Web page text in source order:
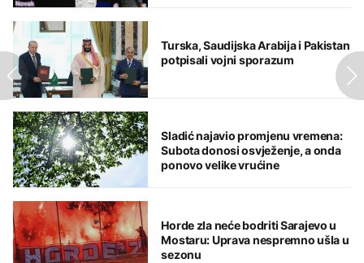
Turska, Saudijska Arabija i Pakistan
potpisali vojni sporazum
Sladić najavio promjenu vremena:
Subota donosi osvježenje, a onda
ponovo velike vrućine
Horde zla neće bodriti Sarajevo u
Mostaru: Uprava nespremno ušla u
sezonu